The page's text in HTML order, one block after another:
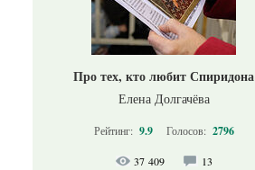
Про тех, кто любит Спиридона
Елена Долгачёва
Рейтинг: 9.9 Голосов: 2796
37 409 13